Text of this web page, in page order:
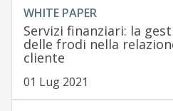
WHITE PAPER
Servizi finanziari: la
delle frodi nella
cliente
01 Lug 2021